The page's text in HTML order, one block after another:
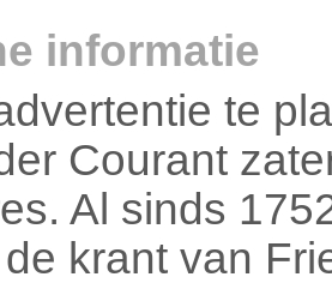
informatie
te
Courant
Al sinds
krant van